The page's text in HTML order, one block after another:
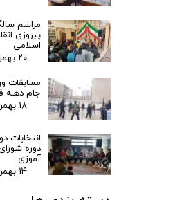
مراسم
پیروزی
اسلامی
۲۰ بهمن ۰۴
مسابقات
جام دهـه
۱۸ بهمن ۰۴
انتخابات
دوره
آموزی
۱۴ بهمن ۰۴